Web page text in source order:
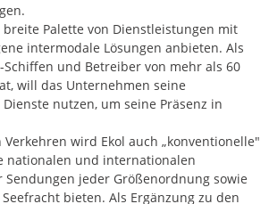
breite Palette von Dienstleistungen mit
intermodale Lösungen anbieten. Als
Schiffen und Betreiber von mehr als 60
will das Unternehmen seine
nutzen, um seine Präsenz in
wird Ekol auch „konventionelle"
nationalen und internationalen
jeder Größenordnung sowie
bieten. Als Ergänzung zu den